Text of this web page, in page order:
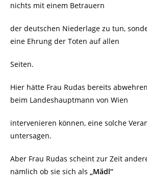
nichts mit einem Betrauern
der deutschen Niederlage zu tun,
eine Ehrung der Toten auf allen
Seiten.
Hier hätte Frau Rudas bereits
beim Landeshauptmann von Wien
intervenieren können, eine solche
untersagen.
Aber Frau Rudas scheint zur Zeit
nämlich ob sie sich als „Mädl“